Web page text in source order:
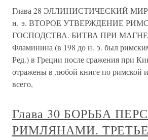
Глава 28 ЭЛЛИНИСТИЧЕСКИЙ МИР
н. э. ВТОРОЕ УТВЕРЖДЕНИЕ
ГОСПОДСТВА. БИТВА ПРИ
Фламинина (в 198 до н. э. был
Ред.) в Греции после сражения при
отражены в любой книге по римской
всего,
Глава 30 БОРЬБА
РИМЛЯНАМИ. ТРЕТЬЕ